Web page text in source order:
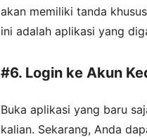
akan memiliki tanda
ini adalah aplikasi yang
#6. Login ke Akun
Buka aplikasi yang baru
kalian. Sekarang, Anda